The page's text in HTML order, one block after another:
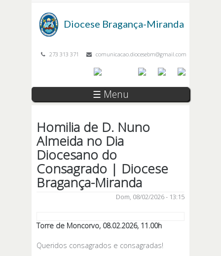
Diocese Bragança-Miranda
273 313 371 comunicacao.diocesebm@gmail.com
☰ Menu
Homilia de D. Nuno
Almeida no Dia
Diocesano do
Consagrado | Diocese
Bragança-Miranda
Dom, 08/02/2026 - 13:15
Torre de Moncorvo, 08.02.2026, 11.00h
Queridos consagrados e consagradas!